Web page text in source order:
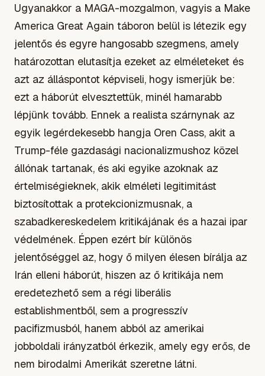
Ugyanakkor a MAGA-mozgalmon, vagyis a Make
America Great Again táboron belül is létezik egy
jelentős és egyre hangosabb szegmens, amely
határozottan elutasítja ezeket az elméleteket és
azt az álláspontot képviseli, hogy ismerjük be:
ezt a háborút elvesztettük, minél hamarabb
lépjünk tovább. Ennek a realista szárnynak az
egyik legérdekesebb hangja Oren Cass, akit a
Trump-féle gazdasági nacionalizmushoz közel
állónak tartanak, és aki egyike azoknak az
értelmiségieknek, akik elméleti legitimitást
biztosítottak a protekcionizmusnak, a
szabadkereskedelem kritikájának és a hazai ipar
védelmének. Éppen ezért bír különös
jelentőséggel az, hogy ő milyen élesen bírálja az
Irán elleni háborút, hiszen az ő kritikája nem
eredetezhető sem a régi liberális
establishmentből, sem a progresszív
pacifizmusból, hanem abból az amerikai
jobboldali irányzatból érkezik, amely egy erős, de
nem birodalmi Amerikát szeretne látni.